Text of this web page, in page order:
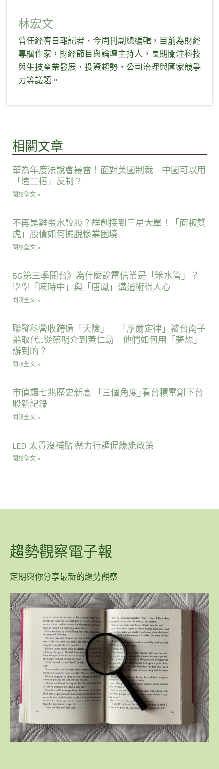
林宏文
曾任經濟日報記者、今周刊副總編輯，目前為財經
專欄作家，財經節目與論壇主持人，長期關注科技
與生技產業發展，投資趨勢，公司治理與國家競爭
力等議題。
相關文章
華為年度法說會暴雷！面對美國制裁 中國可以用
「這三招」反制？
閱讀全文 »
不再是雞蛋水餃股？群創接到三星大單！「面板雙
虎」股價如何擺脫慘業困境
閱讀全文 »
5G第三季開台》為什麼說電信業是「笨水管」？
學學「陳時中」與「唐鳳」溝通術得人心！
閱讀全文 »
聯發科營收跨過「天險」 「摩爾定律」被台南子
弟取代…從蔡明介到黃仁勳 他們如何用「夢想」
辦到的？
閱讀全文 »
市值飆七兆歷史新高 「三個角度｣看台積電創下台
股新記錄
閱讀全文 »
LED 太貴沒補貼 蔡力行調侃綠能政策
閱讀全文 »
趨勢觀察電子報
定期與你分享最新的趨勢觀察